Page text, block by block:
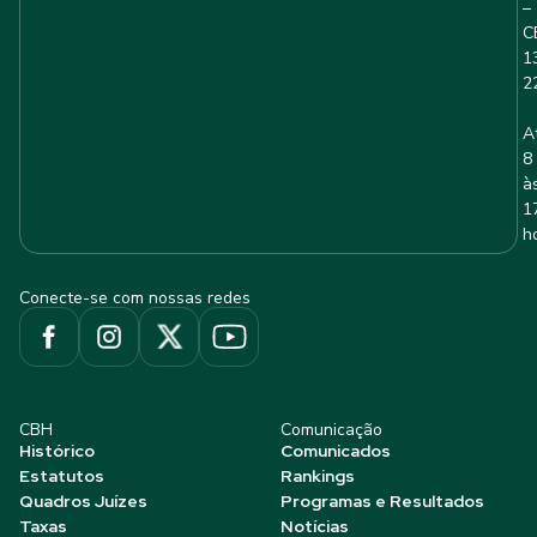
–
8
Conecte-se com nossas redes
CBH
Histórico
Estatutos
Quadros Juízes
Taxas
Comunicação
Comunicados
Rankings
Programas e Resultados
Notícias